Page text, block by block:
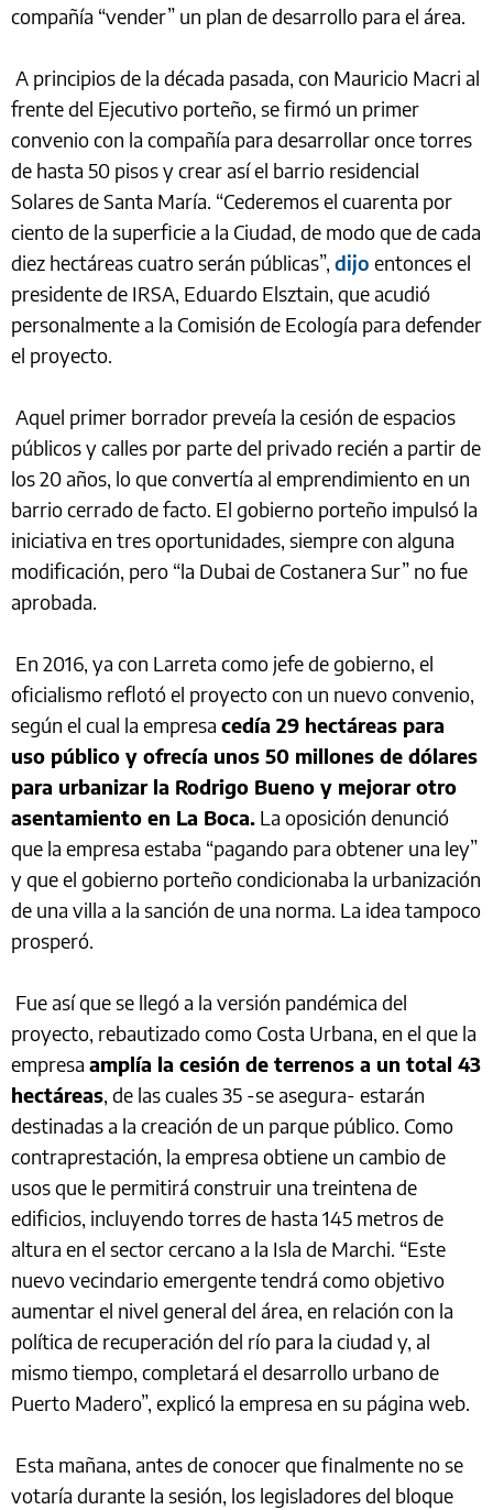
compañía “vender” un plan de desarrollo para el área.
A principios de la década pasada, con Mauricio Macri al
frente del Ejecutivo porteño, se firmó un primer
convenio con la compañía para desarrollar once torres
de hasta 50 pisos y crear así el barrio residencial
Solares de Santa María. “Cederemos el cuarenta por
ciento de la superficie a la Ciudad, de modo que de cada
diez hectáreas cuatro serán públicas”, dijo entonces el
presidente de IRSA, Eduardo Elsztain, que acudió
personalmente a la Comisión de Ecología para defender
el proyecto.
Aquel primer borrador preveía la cesión de espacios
públicos y calles por parte del privado recién a partir de
los 20 años, lo que convertía al emprendimiento en un
barrio cerrado de facto. El gobierno porteño impulsó la
iniciativa en tres oportunidades, siempre con alguna
modificación, pero “la Dubai de Costanera Sur” no fue
aprobada.
En 2016, ya con Larreta como jefe de gobierno, el
oficialismo reflotó el proyecto con un nuevo convenio,
según el cual la empresa cedía 29 hectáreas para
uso público y ofrecía unos 50 millones de dólares
para urbanizar la Rodrigo Bueno y mejorar otro
asentamiento en La Boca. La oposición denunció
que la empresa estaba “pagando para obtener una ley”
y que el gobierno porteño condicionaba la urbanización
de una villa a la sanción de una norma. La idea tampoco
prosperó.
Fue así que se llegó a la versión pandémica del
proyecto, rebautizado como Costa Urbana, en el que la
empresa amplía la cesión de terrenos a un total 43
hectáreas, de las cuales 35 -se asegura- estarán
destinadas a la creación de un parque público. Como
contraprestación, la empresa obtiene un cambio de
usos que le permitirá construir una treintena de
edificios, incluyendo torres de hasta 145 metros de
altura en el sector cercano a la Isla de Marchi. “Este
nuevo vecindario emergente tendrá como objetivo
aumentar el nivel general del área, en relación con la
política de recuperación del río para la ciudad y, al
mismo tiempo, completará el desarrollo urbano de
Puerto Madero”, explicó la empresa en su página web.
Esta mañana, antes de conocer que finalmente no se
votaría durante la sesión, los legisladores del bloque